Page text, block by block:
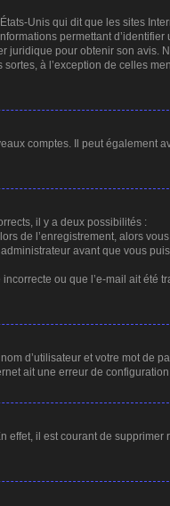
Unis qui dit que les sites
permettant
juridique pour obtenir son
à l’exception de celles
comptes. Il peut également
il y a deux possibilités :
de l’enregistrement, alors
avant que vous
ou que l’e-mail ait
d’utilisateur et votre mot de
ait une erreur de
effet, il est courant de